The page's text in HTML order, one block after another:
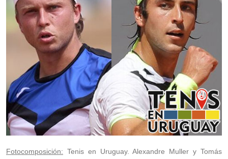
Fotocomposición: Tenis en Uruguay. Alexandre Muller y Tomás